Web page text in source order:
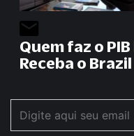
Quem faz o PIB
Receba o